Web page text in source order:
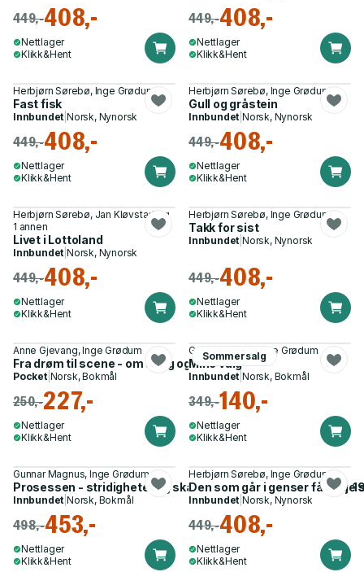
449,-408,-
Nettlager
Klikk&Hent
449,-408,-
Nettlager
Klikk&Hent
Herbjørn Sørebø, Inge Grødum
Fast fisk
Innbundet |Norsk, Nynorsk
449,-408,-
Nettlager
Klikk&Hent
Herbjørn Sørebø, Inge Grødum
Gull og gråstein
Innbundet |Norsk, Nynorsk
449,-408,-
Nettlager
Klikk&Hent
Herbjørn Sørebø, Jan Kløvstad og
1 annen
Livet i Lottoland
Innbundet |Norsk, Nynorsk
449,-408,-
Nettlager
Klikk&Hent
Herbjørn Sørebø, Inge Grødum
Takk for sist
Innbundet |Norsk, Nynorsk
449,-408,-
Nettlager
Klikk&Hent
Anne Gjevang, Inge Grødum
Fra drøm til scene - om sang og karriere
Pocket| Norsk, Bokmål
250,-227,-
Nettlager
Klikk&Hent
Sommersalg
Geir Helljesen, Inge Grødum
Mine valg
Innbundet |Norsk, Bokmål
349,-140,-
Nettlager
Klikk&Hent
Gunnar Magnus, Inge Grødum
Prosessen - stridigheter og skanddaler i Fremskrittspartiet
Innbundet |Norsk, Bokmål
498,-453,-
Nettlager
Klikk&Hent
Herbjørn Sørebø, Inge Grødum
Den som går i genser får ikkje
Innbundet |Norsk, Nynorsk
449,-408,-
Nettlager
Klikk&Hent